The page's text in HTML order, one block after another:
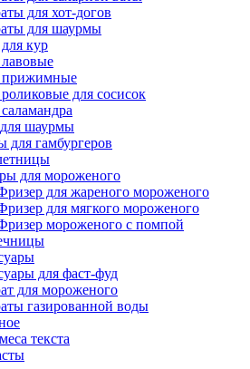
для хот-догов
для шаурмы
кур
прижимные
для сосисок
шаурмы
для гамбургеров
для мороженого
для жареного мороженого
для мягкого мороженого
мороженого с помпой
для фаст-фуд
для мороженого
газированной воды
текста